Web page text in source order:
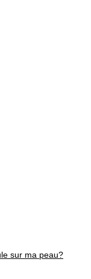
sur ma peau?